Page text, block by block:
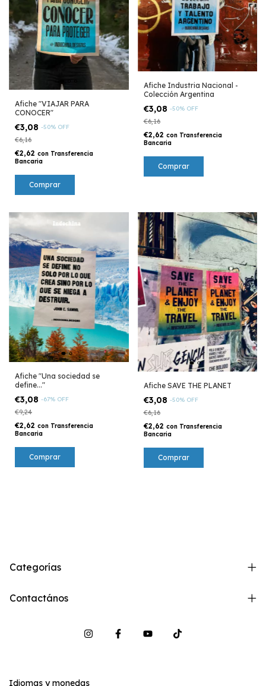
Afiche "VIAJAR PARA
CONOCER"
€3,08 -50% OFF
€6,16
€2,62 con Transferencia
Bancaria
Afiche Industria Nacional -
Colección Argentina
€3,08 -50% OFF
€6,16
€2,62 con Transferencia
Bancaria
Afiche "Una sociedad se
define..."
€3,08 -67% OFF
€9,24
€2,62 con Transferencia
Bancaria
Afiche SAVE THE PLANET
€3,08 -50% OFF
€6,16
€2,62 con Transferencia
Bancaria
Categorías
Contactános
Idiomas y monedas